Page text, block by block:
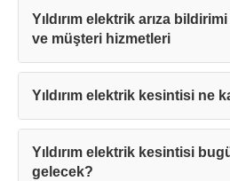
Yıldırım elektrik arıza
ve müşteri hizmetleri
Yıldırım elektrik kesintisi ne
Yıldırım elektrik kesintisi
gelecek?